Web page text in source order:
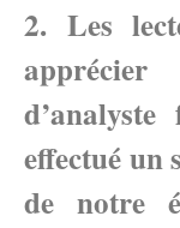
2. Les
effectué un
de notre